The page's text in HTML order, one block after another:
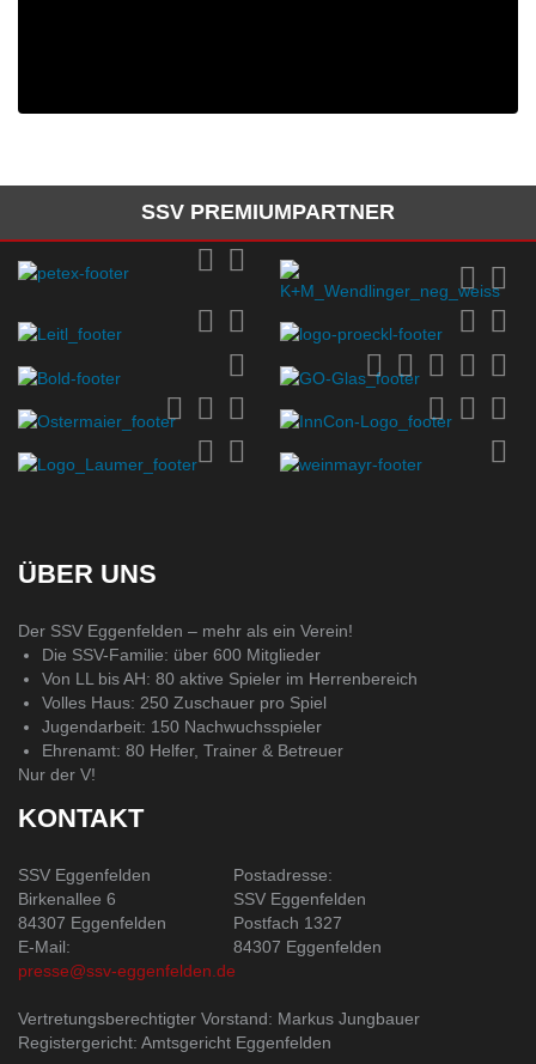
SSV PREMIUMPARTNER
ÜBER UNS
Der SSV Eggenfelden – mehr als ein Verein!
Die SSV-Familie: über 600 Mitglieder
Von LL bis AH: 80 aktive Spieler im Herrenbereich
Volles Haus: 250 Zuschauer pro Spiel
Jugendarbeit: 150 Nachwuchsspieler
Ehrenamt: 80 Helfer, Trainer & Betreuer
Nur der V!
KONTAKT
SSV Eggenfelden
Birkenallee 6
84307 Eggenfelden
E-Mail:
presse@ssv-eggenfelden.de
Postadresse:
SSV Eggenfelden
Postfach 1327
84307 Eggenfelden
Vertretungsberechtigter Vorstand: Markus Jungbauer
Registergericht: Amtsgericht Eggenfelden